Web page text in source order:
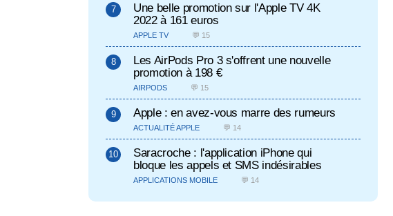
Une belle promotion sur l'Apple TV 4K
2022 à 161 euros
APPLE TV 💬 15
Les AirPods Pro 3 s'offrent une nouvelle
promotion à 198 €
AIRPODS 💬 15
Apple : en avez-vous marre des rumeurs
ACTUALITÉ APPLE 💬 14
Saracroche : l'application iPhone qui
bloque les appels et SMS indésirables
APPLICATIONS MOBILE 💬 14